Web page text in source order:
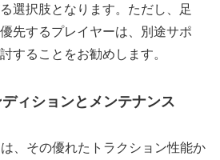
選択肢となります。ただし、足
先するプレイヤーは、別途サポ
することをお勧めします。
ィションとメンテナンス
、その優れたトラクション性能か